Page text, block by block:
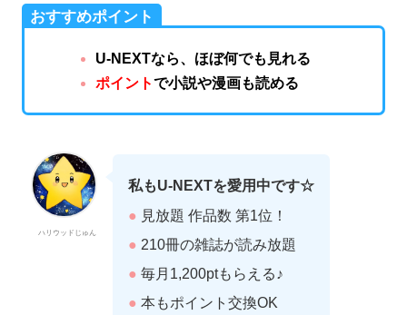
おすすめポイント
U-NEXTなら、ほぼ何でも見れる
ポイントで小説や漫画も読める
ハリウッドじゅん
私もU-NEXTを愛用中です☆
● 見放題 作品数 第1位！
● 210冊の雑誌が読み放題
● 毎月1,200ptもらえる♪
● 本もポイント交換OK